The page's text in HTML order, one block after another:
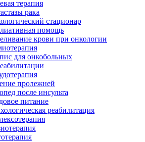
терапия
рака
стационар
помощь
крови при онкологии
для онкобольных
пролежней
после инсульта
питание
реабилитация